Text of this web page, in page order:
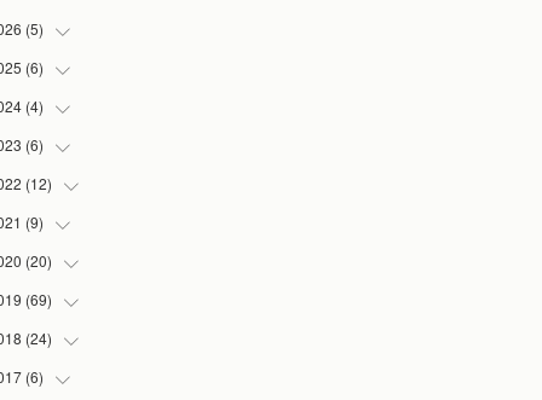
(5)
(
)
(
)
(
)
(1
(6)
(
)
(
)
(3
(
)
(4)
(
)
(1
(
)
(1
(6)
(2
(
)
(3
(12)
(
)
(1
(1
(1
(
)
(9)
(1
(2
(2
(
)
(20)
(1
(7
(
)
(69)
(20
)
(
)
(24)
(
)
(6)